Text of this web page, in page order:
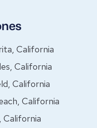
California
California
California
California
California